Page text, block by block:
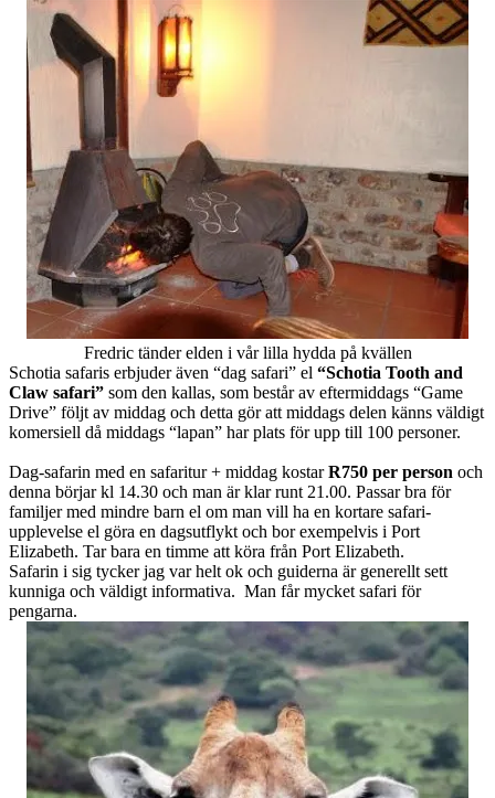
Fredric tänder elden i vår lilla hydda på kvällen
Schotia safaris erbjuder även “dag safari” el “Schotia Tooth and
Claw safari” som den kallas, som består av eftermiddags “Game
Drive” följt av middag och detta gör att middags delen känns väldigt
komersiell då middags “lapan” har plats för upp till 100 personer.
Dag-safarin med en safaritur + middag kostarR750 per person och
denna börjar kl 14.30 och man är klar runt 21.00. Passar bra för
familjer med mindre barn el om man vill ha en kortare safari-
upplevelse el göra en dagsutflykt och bor exempelvis i Port
Elizabeth. Tar bara en timme att köra från Port Elizabeth.
Safarin i sig tycker jag var helt ok och guiderna är generellt sett
kunniga och väldigt informativa. Man får mycket safari för
pengarna.